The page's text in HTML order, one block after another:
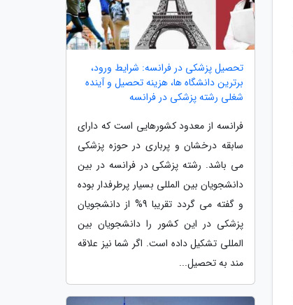
تحصیل پزشکی در فرانسه: شرایط ورود،
برترین دانشگاه ها، هزینه تحصیل و آینده
شغلی رشته پزشکی در فرانسه
فرانسه از معدود کشورهایی است که دارای
سابقه درخشان و پرباری در حوزه پزشکی
می باشد. رشته پزشکی در فرانسه در بین
دانشجویان بین المللی بسیار پرطرفدار بوده
و گفته می گردد تقریبا 9% از دانشجویان
پزشکی در این کشور را دانشجویان بین
المللی تشکیل داده است. اگر شما نیز علاقه
مند به تحصیل...